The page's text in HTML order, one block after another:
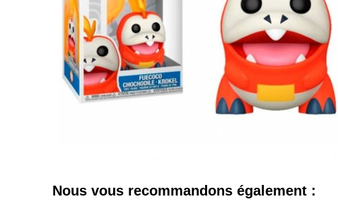
Nous vous recommandons également :